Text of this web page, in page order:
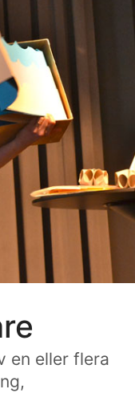
en eller flera